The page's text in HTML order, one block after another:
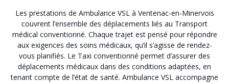
Les prestations de Ambulance VSL à Ventenac-en-Minervois
couvrent l’ensemble des déplacements liés au Transport
médical conventionné. Chaque trajet est pensé pour répondre
aux exigences des soins médicaux, qu’il s’agisse de rendez-
vous planifiés. Le Taxi conventionné permet d’assurer des
déplacements médicaux dans des conditions adaptées, en
tenant compte de l’état de santé. Ambulance VSL accompagne